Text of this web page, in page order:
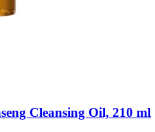
Cleansing Oil, 210 ml